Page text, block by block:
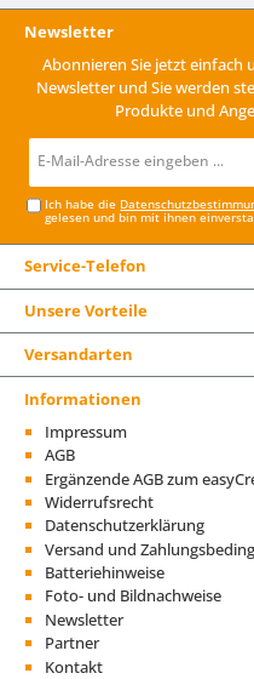
Newsletter
Abonnieren Sie jetzt einfach
Newsletter und Sie werden
Produkte und
Mail-
Ich habe die
gelesen und bin mit ihnen
Service-Telefon
Unsere Vorteile
Versandarten
Informationen
Impressum
AGB
Ergänzende AGB zum
Widerrufsrecht
Datenschutzerklärung
Versand und
Batteriehinweise
Foto- und Bildnachweise
Newsletter
Partner
Kontakt